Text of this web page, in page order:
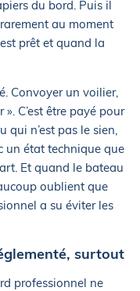
du bord. Puis il
au moment
prêt et quand la
Convoyer un voilier,
C’est être payé pour
n’est pas le sien,
un état technique que
Et quand le bateau
oublient que
a su éviter les
surtout
professionnel ne